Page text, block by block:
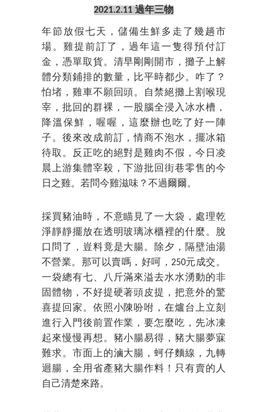
2021.2.11 過年三物
年節放假七天，儲備生鮮多走了幾趟市
場。雞提前訂了，過年這一隻得預付訂
金，憑單取貨。清早剛剛開市，攤子上解
體分類鋪排的數量，比平時都少。咋了？
怕堵，雞車不願回頭。自禁絕攤上割喉現
宰，批回的群裸，一股腦全浸入冰水槽，
降溫保鮮，喔喔，這麼辦也吃了好一陣
子。後來改成前訂，情商不泡水，擺冰箱
待取。反正吃的絕對是雞肉不假，今日凌
晨上游集體宰殺，下游批回街巷零售的今
日之雞。若問今雞滋味？不過爾爾。
採買豬油時，不意瞄見了一大袋，處理乾
淨靜靜擺放在透明玻璃冰櫃裡的什麼。脫
口問了，豈料竟是大腸。除夕，隔壁油湯
不營業。那可以賣嗎，好呵，250元成交。
一袋總有七、八斤滿來溢去水水湧動的非
固體物，不好提硬著頭皮提，把意外的驚
喜提回家。依照小陳吩咐，在爐台上立刻
進行入門後前置作業，要怎麼吃，先冰凍
起來慢慢再想。豬小腸易得，豬大腸夢寐
難求。市面上的滷大腸，蚵仔麵線，九轉
迴腸，全用省產豬大腸作料！只有賣的人
自己清楚來路。